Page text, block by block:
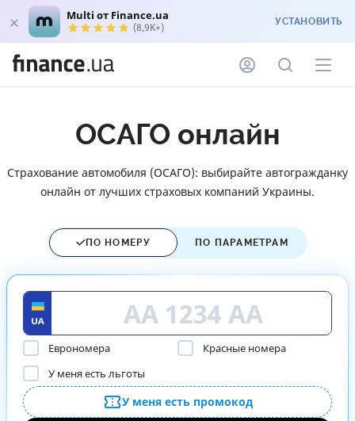
Multi от Finance.ua
(8,9K+) УСТАНОВИТЬ
ОСАГО онлайн
Страхование автомобиля (ОСАГО): выбирайте автогражданку
онлайн от лучших страховых компаний Украины.
ПО НОМЕРУ ПО ПАРАМЕТРАМ
У меня есть промокод
Еврономера
Красные номера
У меня есть льготы